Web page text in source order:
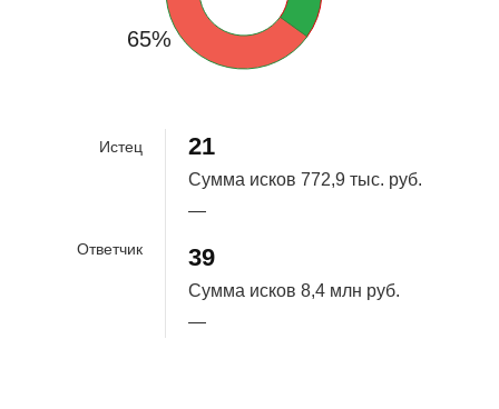
65%
Истец
Ответчик
21
Сумма исков 772,9 тыс. руб.
—
39
Сумма исков 8,4 млн руб.
—